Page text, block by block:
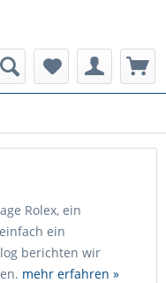
Rolex, ein
ein
berichten wir
mehr erfahren »